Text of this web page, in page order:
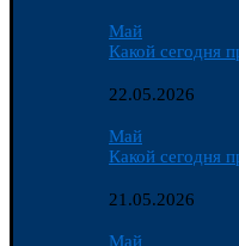
Май
Какой сегодня
22.05.2026
Май
Какой сегодня
21.05.2026
Май